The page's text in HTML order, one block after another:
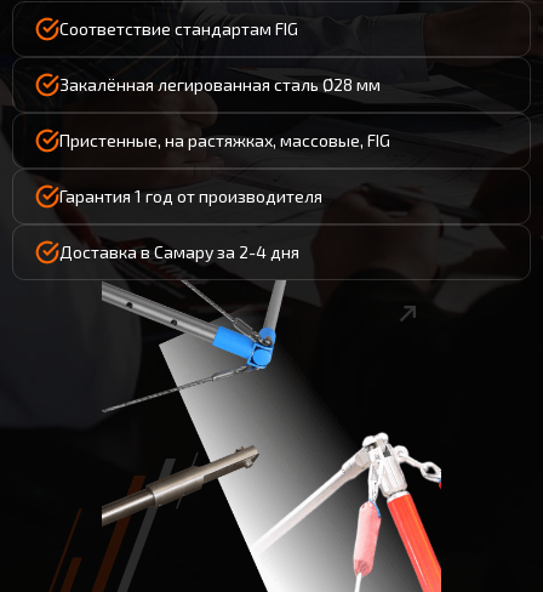
Соответствие стандартам FIG
Закалённая легированная сталь Ø28 мм
Пристенные, на растяжках, массовые, FIG
Гарантия 1 год от производителя
Доставка в Самару за 2-4 дня